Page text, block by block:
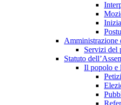
Amministrazione
Servizi del
Statuto
Il popolo e